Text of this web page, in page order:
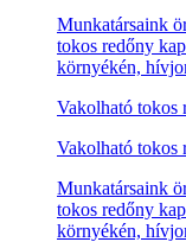
Munkatársaink
tokos redőny
környékén,
Vakolható tokos
Vakolható tokos
Munkatársaink
tokos redőny
környékén,